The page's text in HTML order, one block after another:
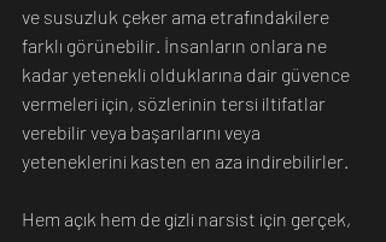
ve susuzluk çeker ama etrafındakilere
farklı görünebilir. İnsanların onlara ne
kadar yetenekli olduklarına dair güvence
vermeleri için, sözlerinin tersi iltifatlar
verebilir veya başarılarını veya
yeteneklerini kasten en aza indirebilirler.
Hem açık hem de gizli narsist için gerçek,